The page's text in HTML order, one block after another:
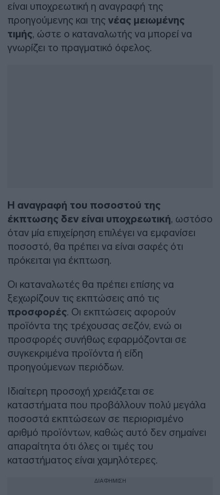
είναι υποχρεωτική η αναγραφή της
προηγούμενης και της νέας μειωμένης
τιμής, ώστε ο καταναλωτής να μπορεί να
γνωρίζει το πραγματικό όφελος.
Η αναγραφή του ποσοστού της
έκπτωσης δεν είναι υποχρεωτική, ωστόσο
όταν μία επιχείρηση επιλέγει να εμφανίσει
ποσοστό, θα πρέπει να είναι σαφές ότι
πρόκειται για έκπτωση.
Οι καταναλωτές θα πρέπει επίσης να
ξεχωρίζουν τις εκπτώσεις από τις
προσφορές. Οι εκπτώσεις αφορούν
προϊόντα της τρέχουσας σεζόν, ενώ οι
προσφορές συνήθως εφαρμόζονται σε
συγκεκριμένα προϊόντα ή είδη
προηγούμενων περιόδων.
Ιδιαίτερη προσοχή χρειάζεται σε
καταστήματα που προβάλλουν πολύ μεγάλα
ποσοστά εκπτώσεων σε περιορισμένο
αριθμό προϊόντων, καθώς αυτό δεν σημαίνει
απαραίτητα ότι όλες οι τιμές του
καταστήματος είναι χαμηλότερες.
ΔΙΑΦΗΜΙΣΗ